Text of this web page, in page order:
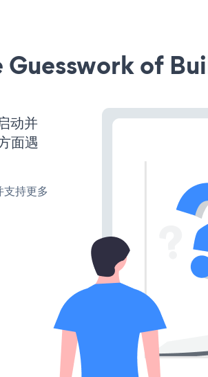
Guesswork of
动并
面遇
持更多